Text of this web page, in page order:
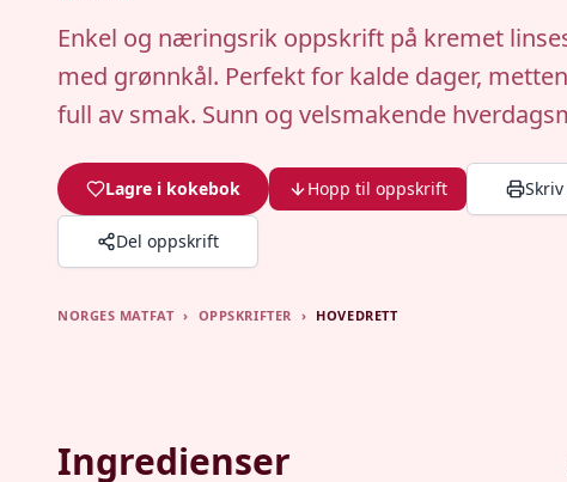
Enkel og næringsrik oppskrift på kremet
med grønnkål. Perfekt for kalde dager,
full av smak. Sunn og velsmakende
Lagre i kokebok Hopp til oppskrift
Del oppskrift
NORGES MATFAT › OPPSKRIFTER › HOVEDRETT
Ingredienser